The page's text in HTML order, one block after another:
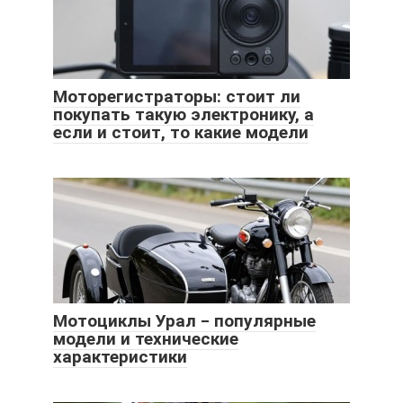
Моторегистраторы: стоит ли
покупать такую электронику, а
если и стоит, то какие модели
Мотоциклы Урал ‒ популярные
модели и технические
характеристики